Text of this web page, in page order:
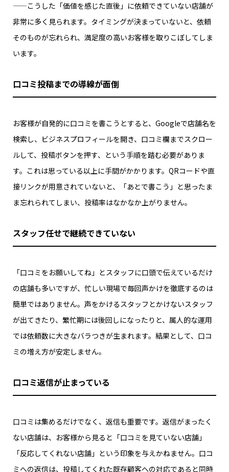
——こうした「価値を感じた直後」に依頼できていない店舗が
非常に多く見られます。タイミングが決まっていないと、依頼
そのものが忘れられ、満足度の高いお客様を取りこぼしてしま
います。
口コミ投稿までの導線が面倒
お客様が自発的に口コミを書こうとすると、Googleで店舗名を
検索し、ビジネスプロフィールを開き、口コミ欄までスクロー
ルして、投稿ボタンを押す、という手順を踏む必要がありま
す。これは思っている以上に手間がかかります。QRコードや直
接リンクが用意されていないと、「あとで書こう」と思ったま
ま忘れられてしまい、投稿率はなかなか上がりません。
スタッフ任せで継続できていない
「口コミをお願いしてね」とスタッフに口頭で伝えているだけ
の店舗も多いですが、忙しい現場で毎回声かけを徹底するのは
簡単ではありません。声をかけるスタッフとかけないスタッフ
が出てきたり、繁忙期には後回しになったりと、属人的な運用
では依頼数に大きなバラつきが生まれます。結果として、口コ
ミの増え方が安定しません。
口コミ返信が止まっている
口コミは集めるだけでなく、返信も重要です。返信がまったく
ない店舗は、お客様から見ると「口コミを見ていない店舗」
「反応してくれない店舗」という印象を与えかねません。口コ
ミへの返信は、投稿してくれた既存顧客への対応であると同時